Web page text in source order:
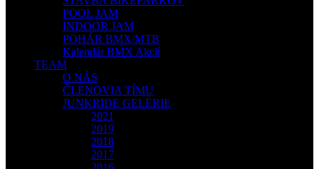
POOL JAM
INDOOR JAM
POHÁR BMX/MTB
Kalendár BMX Akcií
TEAM
O NÁS
ČLENOVIA TÍMU
JUNKRIDE GELÉRIE
2021
2019
2018
2017